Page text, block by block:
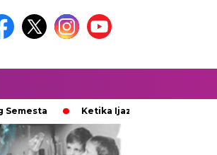
Ketika Ijazah Analog Diperdebatkan